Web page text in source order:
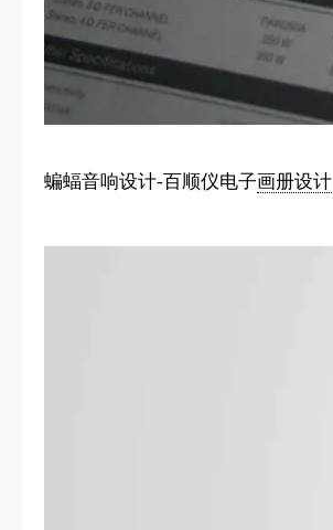
蝙蝠音响设计-百顺仪电子画册设计